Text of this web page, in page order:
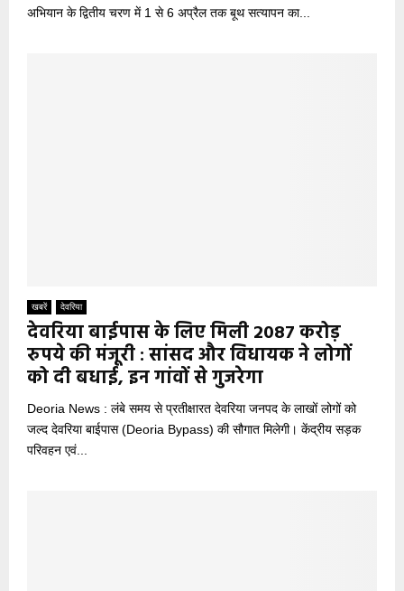
अभियान के द्वितीय चरण में 1 से 6 अप्रैल तक बूथ सत्यापन का...
खबरें देवरिया
देवरिया बाईपास के लिए मिली 2087 करोड़
रुपये की मंजूरी : सांसद और विधायक ने लोगों
को दी बधाई, इन गांवों से गुजरेगा
Deoria News : लंबे समय से प्रतीक्षारत देवरिया जनपद के लाखों लोगों को
जल्द देवरिया बाईपास (Deoria Bypass) की सौगात मिलेगी। केंद्रीय सड़क
परिवहन एवं...